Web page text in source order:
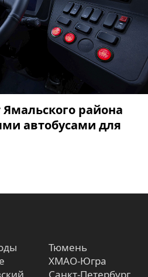
района
автобусами для
Тюмень
ХМАО-Югра
Санкт-Петербург